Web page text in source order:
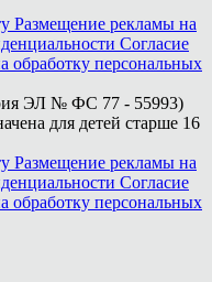
Размещение рекламы на
Согласие
обработку персональных
ЭЛ № ФС 77 - 55993)
для детей старше 16
Размещение рекламы на
Согласие
обработку персональных